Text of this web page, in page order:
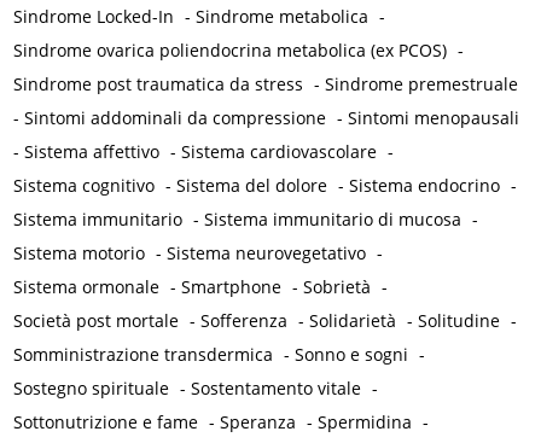
Sindrome Locked-In -Sindrome metabolica -
Sindrome ovarica poliendocrina metabolica (ex PCOS) -
Sindrome post traumatica da stress -Sindrome premestruale
-Sintomi addominali da compressione -Sintomi menopausali
-Sistema affettivo -Sistema cardiovascolare -
Sistema cognitivo -Sistema del dolore -Sistema endocrino -
Sistema immunitario -Sistema immunitario di mucosa -
Sistema motorio -Sistema neurovegetativo -
Sistema ormonale -Smartphone -Sobrietà -
Società post mortale -Sofferenza -Solidarietà -Solitudine -
Somministrazione transdermica -Sonno e sogni -
Sostegno spirituale -Sostentamento vitale -
Sottonutrizione e fame -Speranza -Spermidina -